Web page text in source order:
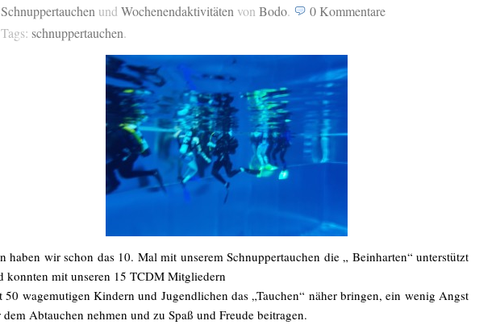
Schnuppertauchen und Wochenendaktivitäten von Bodo. 0 Kommentare
Tags: schnuppertauchen.
haben wir schon das 10. Mal mit unserem Schnuppertauchen die „ Beinharten“ unterstützt
konnten mit unseren 15 TCDM Mitgliedern
50 wagemutigen Kindern und Jugendlichen das „Tauchen“ näher bringen, ein wenig Angst
dem Abtauchen nehmen und zu Spaß und Freude beitragen.